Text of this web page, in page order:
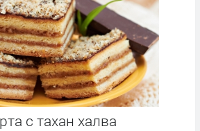
с тахан халва